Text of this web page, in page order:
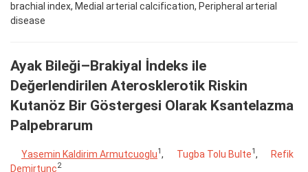
brachial index, Medial arterial calcification, Peripheral arterial
disease
Ayak Bileği–Brakiyal İndeks ile
Değerlendirilen Aterosklerotik Riskin
Kutanöz Bir Göstergesi Olarak Ksantelazma
Palpebrarum
Yasemin Kaldirim Armutcuoglu1 , Tugba Tolu Bulte1 ,
Refik
Demirtunc2